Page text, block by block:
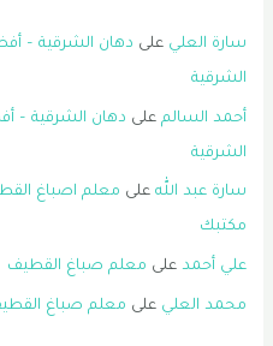
سارة العلي على دهان الشرقية –
الشرقية
أحمد السالم على دهان الشرقية –
الشرقية
سارة عبد الله على معلم اصباغ
مكتبك
علي أحمد على معلم صباغ القطيف
محمد العلي على معلم صباغ